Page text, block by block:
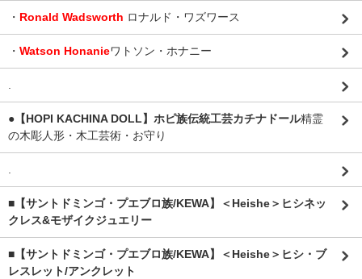
・ Ronald Wadsworth ロナルド・ワズワース
・ Watson Honanieワトソン・ホナニー
●【HOPI KACHINA DOLL】ホピ族伝統工芸カチナドール精霊
の木彫人形・木工芸術・お守り
■【サントドミンゴ・プエブロ族/KEWA】＜Heishe＞ヒシネッ
クレス&モザイクジュエリー
■【サントドミンゴ・プエブロ族/KEWA】＜Heishe＞ヒシ・ブ
レスレット/アンクレット